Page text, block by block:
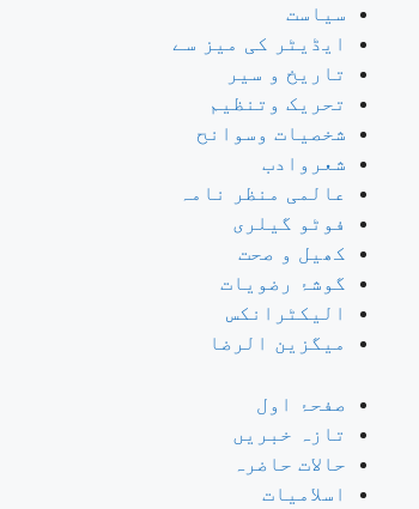
سیاست
ایڈیٹر کی میز سے
تاریخ و سیر
تحریک وتنظیم
شخصیات وسوانح
شعروادب
عالمی منظر نامہ
فوٹو گیلری
کھیل و صحت
گوشۂ رضویات
الیکٹرانکس
میگزین الرضا
صفحۂ اول
تازہ خبریں
حالات حاضرہ
اسلامیات